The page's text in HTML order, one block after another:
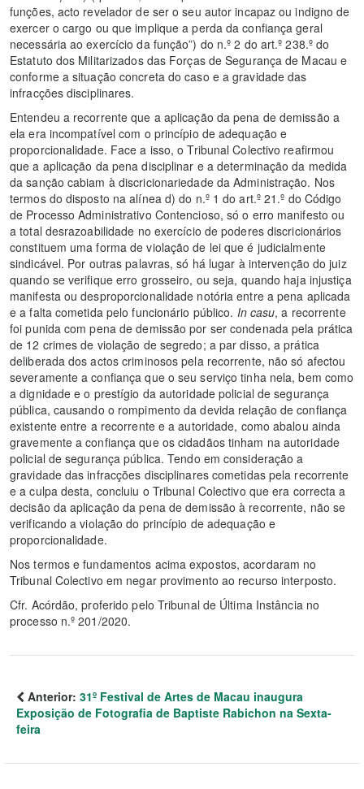
funções, acto revelador de ser o seu autor incapaz ou indigno de
exercer o cargo ou que implique a perda da confiança geral
necessária ao exercício da função”) do n.º 2 do art.º 238.º do
Estatuto dos Militarizados das Forças de Segurança de Macau e
conforme a situação concreta do caso e a gravidade das
infracções disciplinares.
Entendeu a recorrente que a aplicação da pena de demissão a
ela era incompatível com o princípio de adequação e
proporcionalidade. Face a isso, o Tribunal Colectivo reafirmou
que a aplicação da pena disciplinar e a determinação da medida
da sanção cabiam à discricionariedade da Administração. Nos
termos do disposto na alínea d) do n.º 1 do art.º 21.º do Código
de Processo Administrativo Contencioso, só o erro manifesto ou
a total desrazoabilidade no exercício de poderes discricionários
constituem uma forma de violação de lei que é judicialmente
sindicável. Por outras palavras, só há lugar à intervenção do juiz
quando se verifique erro grosseiro, ou seja, quando haja injustiça
manifesta ou desproporcionalidade notória entre a pena aplicada
e a falta cometida pelo funcionário público. In casu, a recorrente
foi punida com pena de demissão por ser condenada pela prática
de 12 crimes de violação de segredo; a par disso, a prática
deliberada dos actos criminosos pela recorrente, não só afectou
severamente a confiança que o seu serviço tinha nela, bem como
a dignidade e o prestígio da autoridade policial de segurança
pública, causando o rompimento da devida relação de confiança
existente entre a recorrente e a autoridade, como abalou ainda
gravemente a confiança que os cidadãos tinham na autoridade
policial de segurança pública. Tendo em consideração a
gravidade das infracções disciplinares cometidas pela recorrente
e a culpa desta, concluiu o Tribunal Colectivo que era correcta a
decisão da aplicação da pena de demissão à recorrente, não se
verificando a violação do princípio de adequação e
proporcionalidade.
Nos termos e fundamentos acima expostos, acordaram no
Tribunal Colectivo em negar provimento ao recurso interposto.
Cfr. Acórdão, proferido pelo Tribunal de Última Instância no
processo n.º 201/2020.
Anterior: 31º Festival de Artes de Macau inaugura
Exposição de Fotografia de Baptiste Rabichon na Sexta-
feira